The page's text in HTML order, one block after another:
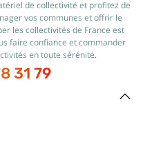
de collectivité et profitez de
vos communes et offrir le
les collectivités de France est
faire confiance et commander
en toute sérénité.
31 79